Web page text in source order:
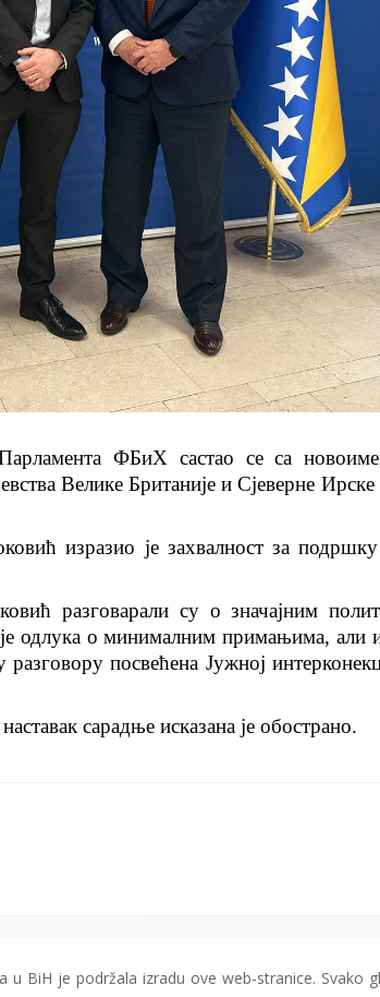
Парламента ФБиХ састао се са
Велике Британије и Сјеверне
изразио је захвалност за
разговарали су о значајним
одлука о минималним примањима, али
посвећена Јужној
сарадње исказана је обострано.
u BiH je podržala izradu ove web-stranice.